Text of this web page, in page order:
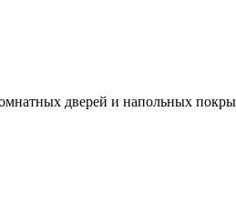
дверей и напольных